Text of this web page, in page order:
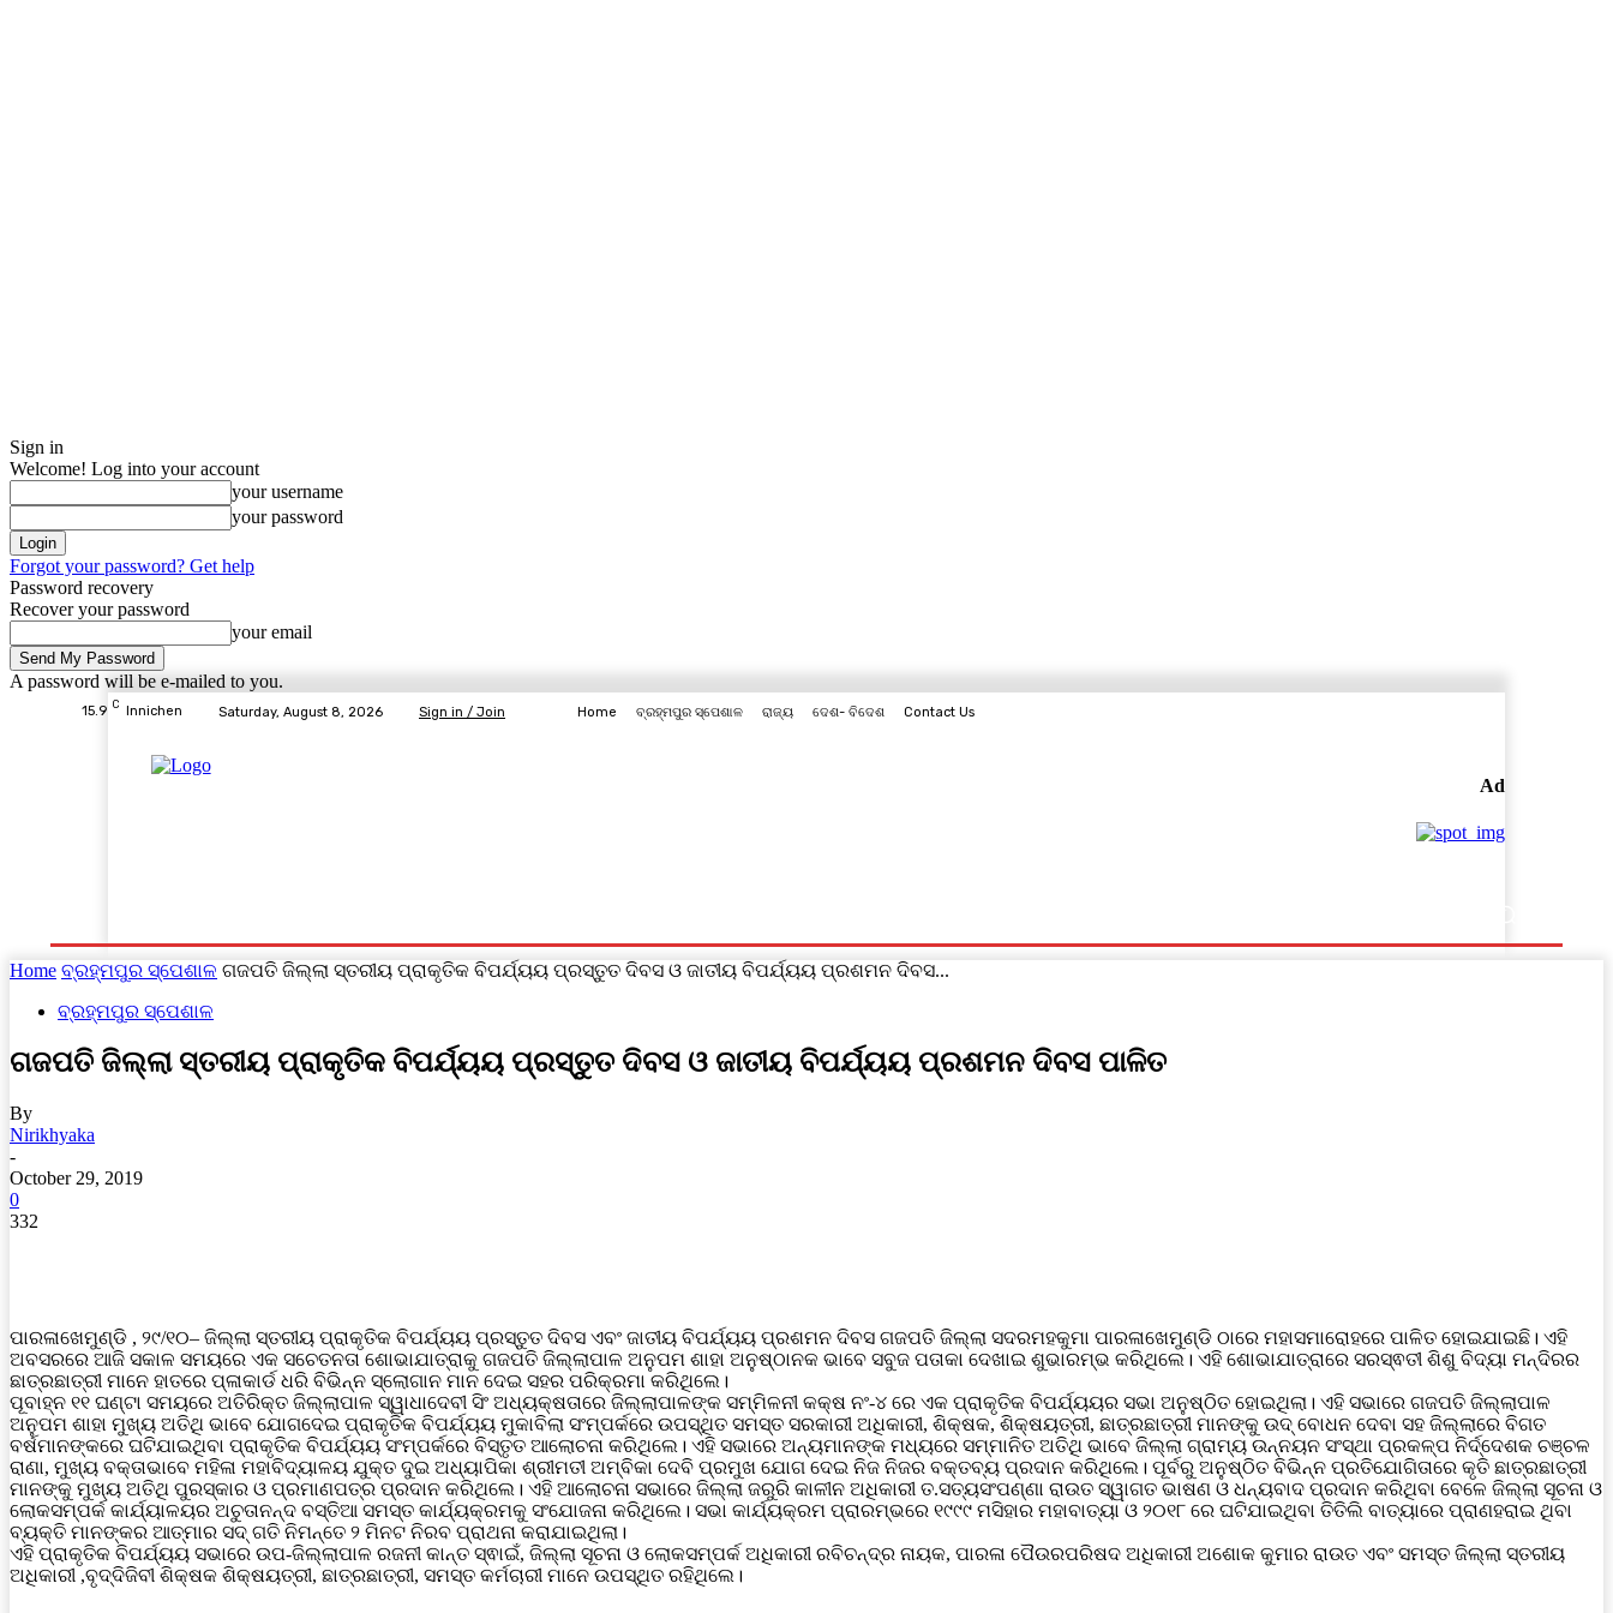
Sign in
Welcome! Log into your account
your username
your password
Forgot your password? Get help
Password recovery
Recover your password
your email
A password will be e-mailed to you.
15.9 C Innichen Saturday, August 8, 2026 Sign in / Join Home ବ୍ରହ୍ମପୁର ସ୍ପେଶାଳ ରାଜ୍ୟ ଦେଶ- ବିଦେଶ Contact Us
Ad
Home ବ୍ରହ୍ମପୁର ସ୍ପେଶାଳ ଗଜପତି ଜିଲ୍ଲା ସ୍ତରୀୟ ପ୍ରାକୃତିକ ବିପର୍ଯ୍ୟୟ ପ୍ରସ୍ତୁତ ଦିବସ ଓ ଜାତୀୟ ବିପର୍ଯ୍ୟୟ ପ୍ରଶମନ ଦିବସ...
ବ୍ରହ୍ମପୁର ସ୍ପେଶାଳ
ଗଜପତି ଜିଲ୍ଲା ସ୍ତରୀୟ ପ୍ରାକୃତିକ ବିପର୍ଯ୍ୟୟ ପ୍ରସ୍ତୁତ ଦିବସ ଓ ଜାତୀୟ ବିପର୍ଯ୍ୟୟ ପ୍ରଶମନ ଦିବସ ପାଳିତ
By
Nirikhyaka
-
October 29, 2019
0
332
ପାରଳାଖେମୁଣ୍ଡି , ୨୯/୧୦– ଜିଲ୍ଲା ସ୍ତରୀୟ ପ୍ରାକୃତିକ ବିପର୍ଯ୍ୟୟ ପ୍ରସ୍ତୁତ ଦିବସ ଏବଂ ଜାତୀୟ ବିପର୍ଯ୍ୟୟ ପ୍ରଶମନ ଦିବସ ଗଜପତି ଜିଲ୍ଲା ସଦରମହକୁମା ପାରଳାଖେମୁଣ୍ଡି ଠାରେ ମହାସମାରୋହରେ ପାଳିତ ହୋଇଯାଇଛି। ଏହି
ଅବସରରେ ଆଜି ସକାଳ ସମୟରେ ଏକ ସଚେତନତା ଶୋଭାଯାତ୍ରାକୁ ଗଜପତି ଜିଲ୍ଲାପାଳ ଅନୁପମ ଶାହା ଅନୁଷ୍ଠାନକ ଭାବେ ସବୁଜ ପତାକା ଦେଖାଇ ଶୁଭାରମ୍ଭ କରିଥିଲେ। ଏହି ଶୋଭାଯାତ୍ରାରେ ସରସ୍ଵତୀ ଶିଶୁ ବିଦ୍ୟା ମନ୍ଦିରର
ଛାତ୍ରଛାତ୍ରୀ ମାନେ ହାତରେ ପ୍ଳାକାର୍ଡ ଧରି ବିଭିନ୍ନ ସ୍ଲୋଗାନ ମାନ ଦେଇ ସହର ପରିକ୍ରମା କରିଥିଲେ।
ପୂବାହ୍ନ ୧୧ ଘଣ୍ଟା ସମୟରେ ଅତିରିକ୍ତ ଜିଲ୍ଲାପାଳ ସ୍ୱାଧାଦେବୀ ସିଂ ଅଧ୍ୟକ୍ଷତାରେ ଜିଲ୍ଲାପାଳଙ୍କ ସମ୍ମିଳନୀ କକ୍ଷ ନଂ-୪ ରେ ଏକ ପ୍ରାକୃତିକ ବିପର୍ଯ୍ୟୟର ସଭା ଅନୁଷ୍ଠିତ ହୋଇଥିଲା। ଏହି ସଭାରେ ଗଜପତି ଜିଲ୍ଲାପାଳ
ଅନୁପମ ଶାହା ମୁଖ୍ୟ ଅତିଥି ଭାବେ ଯୋଗଦେଇ ପ୍ରାକୃତିକ ବିପର୍ଯ୍ୟୟ ମୁକାବିଲା ସଂମ୍ପର୍କରେ ଉପସ୍ଥିତ ସମସ୍ତ ସରକାରୀ ଅଧିକାରୀ, ଶିକ୍ଷକ, ଶିକ୍ଷୟତ୍ରୀ, ଛାତ୍ରଛାତ୍ରୀ ମାନଙ୍କୁ ଉଦ୍ ବୋଧନ ଦେବା ସହ ଜିଲ୍ଲାରେ ବିଗତ
ବର୍ଷମାନଙ୍କରେ ଘଟିଯାଇଥିବା ପ୍ରାକୃତିକ ବିପର୍ଯ୍ୟୟ ସଂମ୍ପର୍କରେ ବିସ୍ତୃତ ଆଲୋଚନା କରିଥିଲେ। ଏହି ସଭାରେ ଅନ୍ୟମାନଙ୍କ ମଧ୍ୟରେ ସମ୍ମାନିତ ଅତିଥି ଭାବେ ଜିଲ୍ଲା ଗ୍ରାମ୍ୟ ଉନ୍ନୟନ ସଂସ୍ଥା ପ୍ରକଳ୍ପ ନିର୍ଦ୍ଦେଶକ ଚଞ୍ଚଳ
ରାଣା, ମୁଖ୍ୟ ବକ୍ତାଭାବେ ମହିଳା ମହାବିଦ୍ୟାଳୟ ଯୁକ୍ତ ଦୁଇ ଅଧ୍ୟାପିକା ଶ୍ରୀମତୀ ଅମ୍ବିକା ଦେବି ପ୍ରମୁଖ ଯୋଗ ଦେଇ ନିଜ ନିଜର ବକ୍ତବ୍ୟ ପ୍ରଦାନ କରିଥିଲେ। ପୂର୍ବରୁ ଅନୁଷ୍ଠିତ ବିଭିନ୍ନ ପ୍ରତିଯୋଗିତାରେ କୃତି ଛାତ୍ରଛାତ୍ରୀ
ମାନଙ୍କୁ ମୁଖ୍ୟ ଅତିଥି ପୁରସ୍କାର ଓ ପ୍ରମାଣପତ୍ର ପ୍ରଦାନ କରିଥିଲେ। ଏହି ଆଲୋଚନା ସଭାରେ ଜିଲ୍ଲା ଜରୁରି କାଳୀନ ଅଧିକାରୀ ତ.ସତ୍ୟସଂପଣ୍ଣା ରାଉତ ସ୍ୱାଗତ ଭାଷଣ ଓ ଧନ୍ୟବାଦ ପ୍ରଦାନ କରିଥିବା ବେଳେ ଜିଲ୍ଲା ସୂଚନା ଓ
ଲୋକସମ୍ପର୍କ କାର୍ଯ୍ୟାଳୟର ଅଚୁତାନନ୍ଦ ବସ୍ତିଆ ସମସ୍ତ କାର୍ଯ୍ୟକ୍ରମକୁ ସଂଯୋଜନା କରିଥିଲେ। ସଭା କାର୍ଯ୍ୟକ୍ରମ ପ୍ରାରମ୍ଭରେ ୧୯୯୯ ମସିହାର ମହାବାତ୍ୟା ଓ ୨୦୧୮ ରେ ଘଟିଯାଇଥିବା ତିତିଲି ବାତ୍ୟାରେ ପ୍ରାଣହରାଇ ଥିବା
ବ୍ୟକ୍ତି ମାନଙ୍କର ଆତ୍ମାର ସଦ୍ ଗତି ନିମନ୍ତେ ୨ ମିନଟ ନିରବ ପ୍ରାଥନା କରାଯାଇଥିଲା।
ଏହି ପ୍ରାକୃତିକ ବିପର୍ଯ୍ୟୟ ସଭାରେ ଉପ-ଜିଲ୍ଲାପାଳ ରଜନୀ କାନ୍ତ ସ୍ଵାଇଁ, ଜିଲ୍ଲା ସୂଚନା ଓ ଲୋକସମ୍ପର୍କ ଅଧିକାରୀ ରବିଚନ୍ଦ୍ର ନାୟକ, ପାରଳା ପୈଉରପରିଷଦ ଅଧିକାରୀ ଅଶୋକ କୁମାର ରାଉତ ଏବଂ ସମସ୍ତ ଜିଲ୍ଲା ସ୍ତରୀୟ
ଅଧିକାରୀ ,ବୃଦ୍ଦିଜିବୀ ଶିକ୍ଷକ ଶିକ୍ଷୟତ୍ରୀ, ଛାତ୍ରଛାତ୍ରୀ, ସମସ୍ତ କର୍ମଚାରୀ ମାନେ ଉପସ୍ଥିତ ରହିଥିଲେ।